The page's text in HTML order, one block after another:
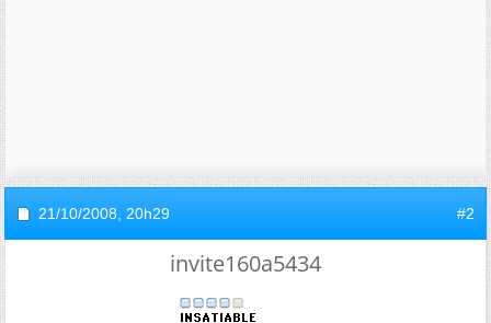
21/10/2008, 20h29 #2
invite160a5434